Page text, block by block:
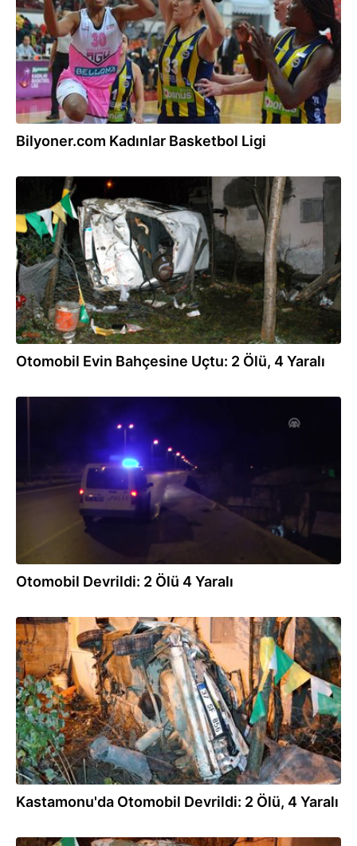
Bilyoner.com Kadınlar Basketbol Ligi
02.11.2016
Otomobil Evin Bahçesine Uçtu: 2 Ölü, 4 Yaralı
Otomobil Devrildi: 2 Ölü 4 Yaralı
02.11.2016
Kastamonu'da Otomobil Devrildi: 2 Ölü, 4 Yaralı